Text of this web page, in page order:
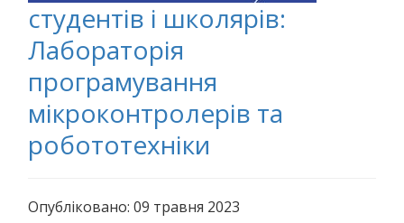
студентів і школярів:
Лабораторія
програмування
мікроконтролерів та
робототехніки
Опубліковано: 09 травня 2023